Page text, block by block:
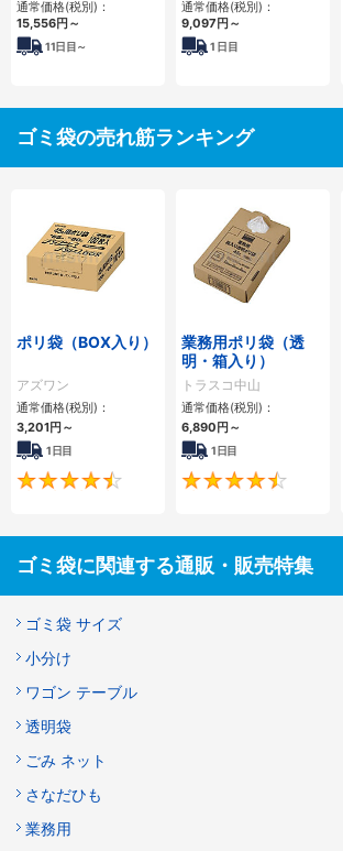
通常価格(税別)：
15,556円 ～
11日目～
通常価格(税別)：
9,097円 ～
1 日目
ゴミ袋の売れ筋ランキング
ポリ袋（BOX入り）
アズワン
通常価格(税別)：
3,201円 ～
1日目
4.6
業務用ポリ袋（透
明・箱入り）
トラスコ中山
通常価格(税別)：
6,890円 ～
1日目
ゴミ袋に関連する通販・販売特集
ゴミ袋 サイズ
小分け
ワゴン テーブル
透明袋
ごみ ネット
さなだひも
業務用